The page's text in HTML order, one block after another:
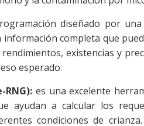
diseñado por
completa que
existencias y
esperado.
RNG):es una excelente
ayudan a calcular los
condiciones de